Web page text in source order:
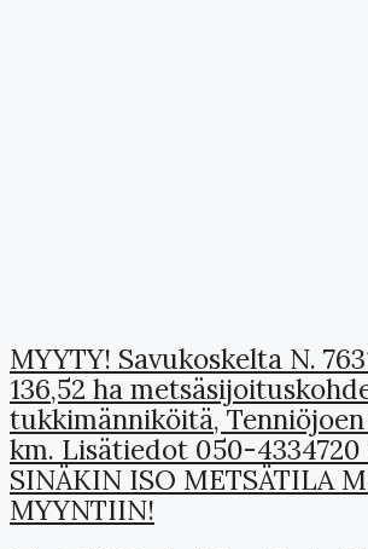
MYYTY! Savukoskelta N.
136,52 ha
tukkimänniköitä, Tenniöjoen
km. Lisätiedot 050-4334720
SINÄKIN ISO METSÄTILA
MYYNTIIN!